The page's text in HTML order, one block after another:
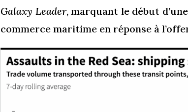
Galaxy Leader, marquant le début
commerce maritime en réponse à